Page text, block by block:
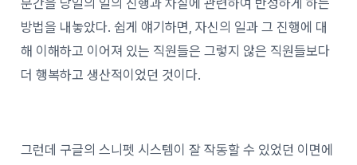
분간을 당일의 일의 진행과 차질에 관련하여 반성하게 하는
방법을 내놓았다. 쉽게 얘기하면, 자신의 일과 그 진행에 대
해 이해하고 이어져 있는 직원들은 그렇지 않은 직원들보다
더 행복하고 생산적이었던 것이다.
그런데 구글의 스니펫 시스템이 잘 작동할 수 있었던 이면에